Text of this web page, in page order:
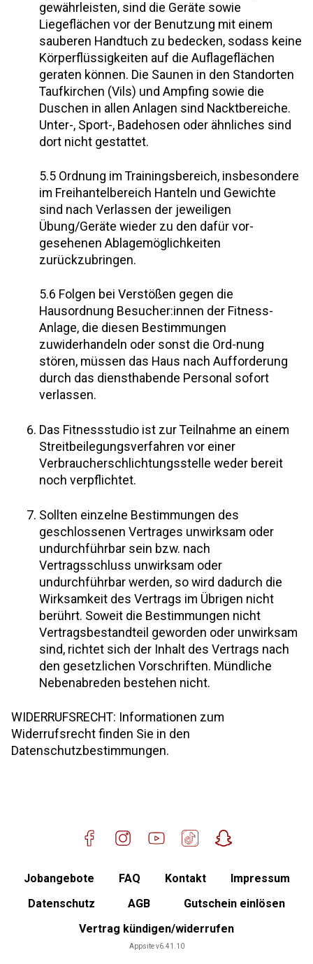
Mitgliederbereich
gewährleisten, sind die Geräte sowie
Liegeflächen vor der Benutzung mit einem
sauberen Handtuch zu bedecken, sodass keine
Körperflüssigkeiten auf die Auflageflächen
geraten können. Die Saunen in den Standorten
Taufkirchen (Vils) und Ampfing sowie die
Duschen in allen Anlagen sind Nacktbereiche.
Unter-, Sport-, Badehosen oder ähnliches sind
dort nicht gestattet.
5.5 Ordnung im Trainingsbereich, insbesondere
im Freihantelbereich Hanteln und Gewichte
sind nach Verlassen der jeweiligen
Übung/Geräte wieder zu den dafür vor-
gesehenen Ablagemöglichkeiten
zurückzubringen.
5.6 Folgen bei Verstößen gegen die
Hausordnung Besucher:innen der Fitness-
Anlage, die diesen Bestimmungen
zuwiderhandeln oder sonst die Ord-nung
stören, müssen das Haus nach Aufforderung
durch das diensthabende Personal sofort
verlassen.
Das Fitnessstudio ist zur Teilnahme an einem
Streitbeilegungsverfahren vor einer
Verbraucherschlichtungsstelle weder bereit
noch verpflichtet.
Sollten einzelne Bestimmungen des
geschlossenen Vertrages unwirksam oder
undurchführbar sein bzw. nach
Vertragsschluss unwirksam oder
undurchführbar werden, so wird dadurch die
Wirksamkeit des Vertrags im Übrigen nicht
berührt. Soweit die Bestimmungen nicht
Vertragsbestandteil geworden oder unwirksam
sind, richtet sich der Inhalt des Vertrags nach
den gesetzlichen Vorschriften. Mündliche
Nebenabreden bestehen nicht.
WIDERRUFSRECHT: Informationen zum
Widerrufsrecht finden Sie in den
Datenschutzbestimmungen.
Jobangebote FAQ Kontakt
Impressum
Datenschutz
AGB
Gutschein einlösen
Vertrag kündigen/widerrufen
Appsite v6.41.10